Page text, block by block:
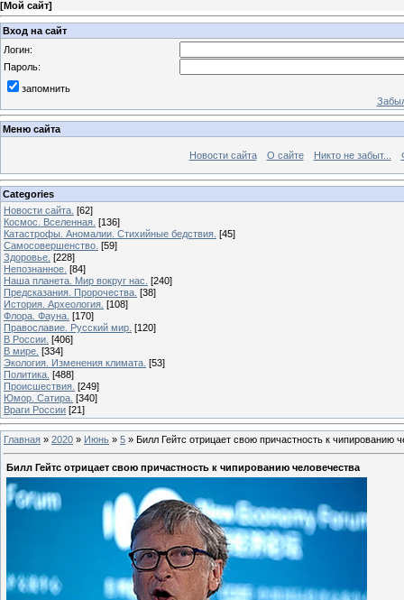
[Мой сайт]
Вход на сайт
Логин:
Пароль:
запомнить
Меню сайта
Новости сайта О сайте Никто не забыт...
Categories
Новости сайта. [62]
Космос. Вселенная. [136]
Катастрофы. Аномалии. Стихийные бедствия. [45]
Самосовершенство. [59]
Здоровье. [228]
Непознанное. [84]
Наша планета. Мир вокруг нас. [240]
Предсказания. Пророчества. [38]
История. Археология. [108]
Флора. Фауна. [170]
Православие. Русский мир. [120]
В России. [406]
В мире. [334]
Экология. Изменения климата. [53]
Политика. [488]
Происшествия. [249]
Юмор. Сатира. [340]
Враги России [21]
Главная » 2020 » Июнь » 5 » Билл Гейтс отрицает свою причастность к чипированию
Билл Гейтс отрицает свою причастность к чипированию человечества